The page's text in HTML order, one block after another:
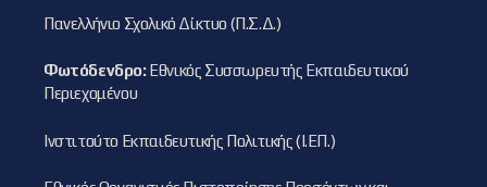
Πανελλήνιο Σχολικό Δίκτυο (Π.Σ.Δ.)
Φωτόδενδρο:Εθνικός Συσσωρευτής Εκπαιδευτικού
Περιεχομένου
Ινστιτούτο Εκπαιδευτικής Πολιτικής (Ι.ΕΠ.)